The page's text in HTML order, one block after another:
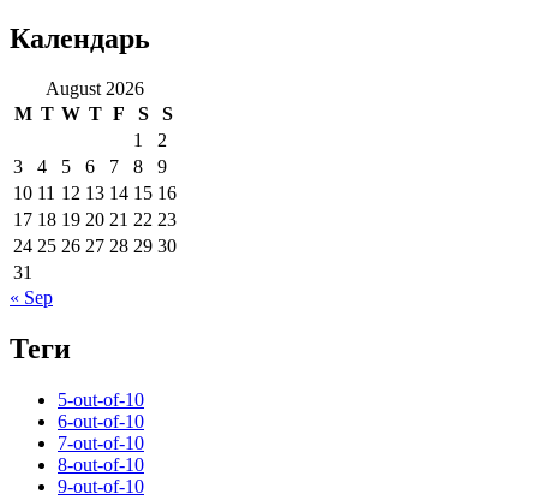
Календарь
August 2026
M T W T F S
S
1
2
3
4 5 6 7 8
9
10 11 12 13 14 15 16
17 18 19 20 21 22 23
24 25 26 27 28 29 30
31
« Sep
Теги
5-out-of-10
6-out-of-10
7-out-of-10
8-out-of-10
9-out-of-10